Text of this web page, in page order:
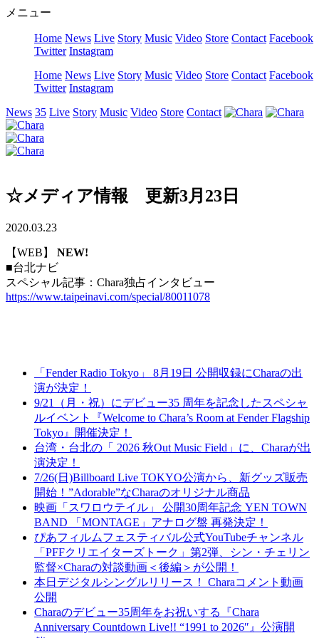
メニュー
Home News Live Story Music Video Store Contact Facebook
Twitter Instagram
Home News Live Story Music Video Store Contact Facebook
Twitter Instagram
News 35 Live Story Music Video Store Contact
☆メディア情報 更新3月23日
2020.03.23
【WEB】
NEW!
■台北ナビ
スペシャル記事：Chara独占インタビュー
https://www.taipeinavi.com/special/80011078
「Fender Radio Tokyo」 8月19日 公開収録にCharaの出
演が決定！
9/21（月・祝）にデビュー35 周年を記念したスペシャ
ルイベント『Welcome to Chara’s Room at Fender Flagship
Tokyo』開催決定！
台湾・台北の「 2026 秋Out Music Field」に、Charaが出
演決定！
7/26(日)Billboard Live TOKYO公演から、新グッズ販売
開始！”Adorable”なCharaのオリジナル商品
映画「スワロウテイル」 公開30周年記念 YEN TOWN
BAND 「MONTAGE」アナログ盤 再発決定！
ぴあフィルムフェスティバル公式YouTubeチャンネル
「PFFクリエイターズトーク」第2弾、シン・チェリン
監督×Charaの対談動画＜後編＞が公開！
本日デジタルシングルリリース！ Charaコメント動画
公開
Charaのデビュー35周年をお祝いする『Chara
Anniversary Countdown Live!! “1991 to 2026″』公演開